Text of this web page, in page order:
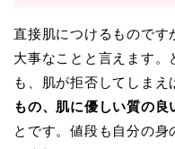
直接肌につけるものです
大事なことと言えます。
も、肌が拒否してしまえ
もの、肌に優しい質の
とです。値段も自分の